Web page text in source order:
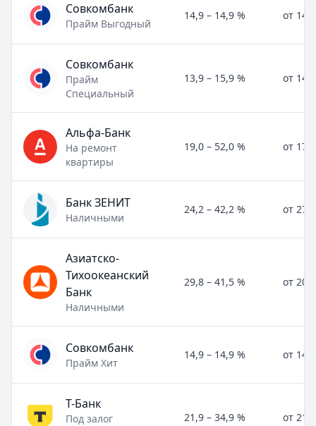
Совкомбанк
Прайм Выгодный
14,9 – 14,9 % от
Совкомбанк
Прайм
Специальный
13,9 – 15,9 % от
Альфа-Банк
На ремонт
квартиры
19,0 – 52,0 % от
Банк ЗЕНИТ
Наличными
24,2 – 42,2 % от
Азиатско-
Тихоокеанский
Банк
Наличными
29,8 – 41,5 % от
Совкомбанк
Прайм Хит
14,9 – 14,9 % от
Т-Банк
Под залог
21,9 – 34,9 % от